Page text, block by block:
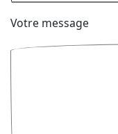
Votre message